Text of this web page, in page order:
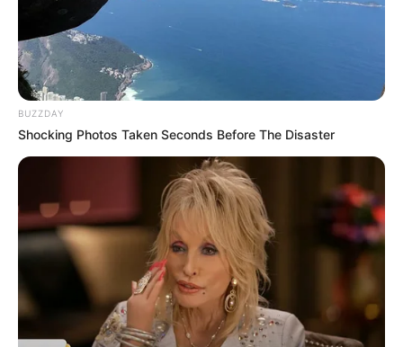
11 RUGER
12 MERCEDES STAR
13 DOUTDES
14 MOSES BOKO
15 NEVELE HALL GRAUX
16 DISTILLATO
BUZZDAY
Shocking Photos Taken Seconds Before The Disaster